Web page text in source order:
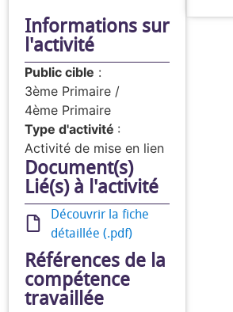
Informations sur
l'activité
Public cible :
3ème Primaire /
4ème Primaire
Type d'activité :
Activité de mise en lien
Document(s)
Lié(s) à l'activité
Découvrir la fiche
détaillée (.pdf)
Références de la
compétence
travaillée